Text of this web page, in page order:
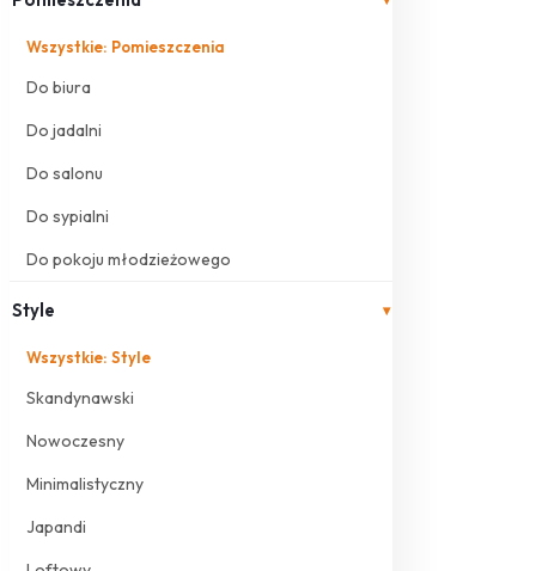
Wszystkie: Pomieszczenia
Do biura
Do jadalni
Do salonu
Do sypialni
Do pokoju młodzieżowego
Style ▾
Wszystkie: Style
Skandynawski
Nowoczesny
Minimalistyczny
Japandi